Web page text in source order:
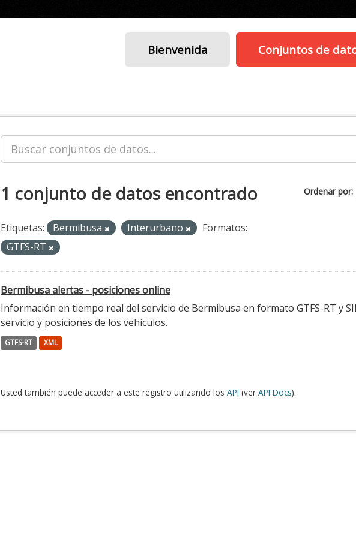
Bienvenida Conjuntos de
Ordenar por
1 conjunto de datos encontrado
Etiquetas: Bermibusa Interurbano
Formatos:
GTFS-RT
Bermibusa alertas - posiciones online
Información en tiempo real del servicio de Bermibusa en formato GTFS-RT y
servicio y posiciones de los vehículos.
GTFS-RT XML
Usted también puede acceder a este registro utilizando los API (ver API Docs).